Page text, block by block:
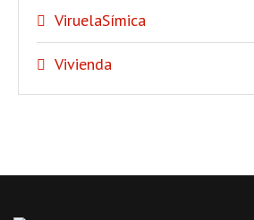
ViruelaSímica
Vivienda